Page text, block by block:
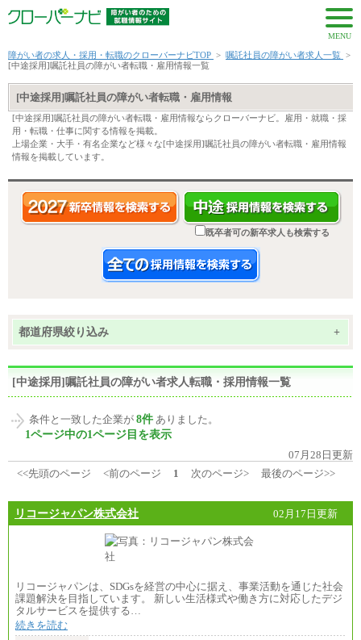
MENU
障がい者の求人・採用・転職のクローバーナビTOP > 嘱託社員の障がい者求人一覧 >
[中途採用]嘱託社員の障がい者転職・雇用情報一覧
[中途採用]嘱託社員の障がい者転職・雇用情報
[中途採用]嘱託社員の障がい者転職・雇用情報ならクローバーナビ。雇用・就職・採
用・転職・仕事に関する情報を掲載。
上場企業・大手・有名企業など様々な[中途採用]嘱託社員の障がい者転職・雇用情報
情報を掲載しています。
既卒者可の新卒求人も検索する
都道府県絞り込み +
[中途採用]嘱託社員の障がい者求人転職・採用情報一覧
条件と一致した企業が 8件 ありました。
1ページ中の1ページ目を表示
07月28日更新
<<先頭のページ
<前のページ 1 次のページ> 最後のページ>>
リコージャパン株式会社 02月17日更新
リコージャパンは、SDGsを経営の中心に据え、事業活動を通じた社会
課題解決を目指しています。 新しい生活様式や働き方に対応したデジ
タルサービスを提供する…
続きを読む